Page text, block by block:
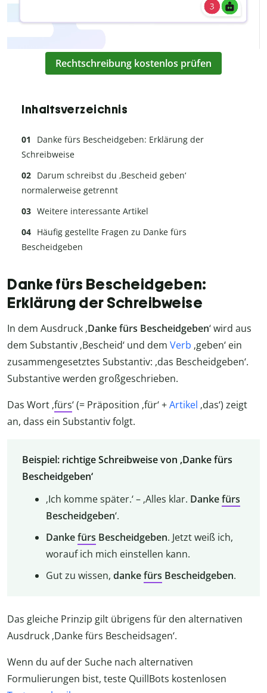
Rechtschreibung kostenlos prüfen
Inhaltsverzeichnis
Danke fürs Bescheidgeben: Erklärung der
Schreibweise
Darum schreibst du ‚Bescheid geben‘
normalerweise getrennt
Weitere interessante Artikel
Häufig gestellte Fragen zu Danke fürs
Bescheidgeben
Danke fürs Bescheidgeben:
Erklärung der Schreibweise
In dem Ausdruck ‚Danke fürs Bescheidgeben‘ wird aus
dem Substantiv ‚Bescheid‘ und dem Verb ‚geben‘ ein
zusammengesetztes Substantiv: ,das Bescheidgeben‘.
Substantive werden großgeschrieben.
Das Wort ‚fürs‘ (= Präposition ‚für‘ +Artikel ‚das‘) zeigt
an, dass ein Substantiv folgt.
Beispiel: richtige Schreibweise von ‚Danke fürs
Bescheidgeben‘
‚Ich komme später.‘ – ‚Alles klar. Dankefürs
Bescheidgeben‘.
Dankefürs Bescheidgeben. Jetzt weiß ich,
worauf ich mich einstellen kann.
Gut zu wissen, dankefürs Bescheidgeben.
Das gleiche Prinzip gilt übrigens für den alternativen
Ausdruck ‚Danke fürs Bescheidsagen‘.
Wenn du auf der Suche nach alternativen
Formulierungen bist, teste QuillBots kostenlosen